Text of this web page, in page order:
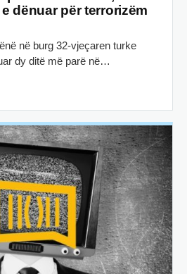
dënuar për terrorizëm
në burg 32-vjeçaren turke
dy ditë më parë në…